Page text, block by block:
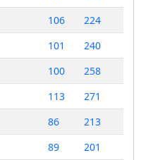
106
224
101
240
100
258
113
271
86
213
89
201